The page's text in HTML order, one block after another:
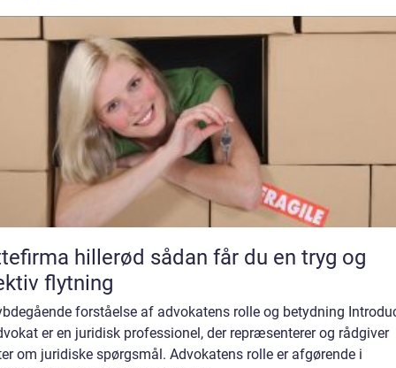
hillerød sådan får du en tryg og
flytning
forståelse af advokatens rolle og betydning
er en juridisk professionel, der repræsenterer og rådgiver
om juridiske spørgsmål. Advokatens rolle er afgørende i